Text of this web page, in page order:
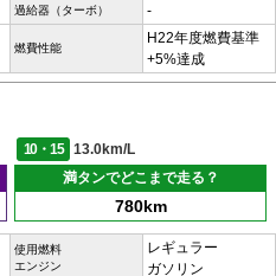
過給器（ターボ） -
燃費性能
H22年度燃費基準
+5%達成
10・15
13.0km/L
満タンでどこまで走る？
780km
使用燃料
エンジン
レギュラー
ガソリン